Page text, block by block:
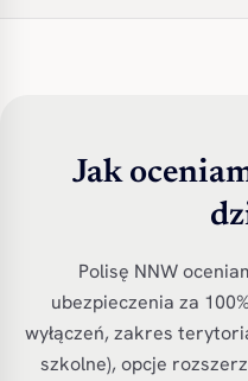
Jak
Polisę NNW
ubezpieczenia za
wyłączeń, zakres
szkolne), opcje